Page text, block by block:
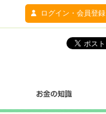
ログイン・会員登録